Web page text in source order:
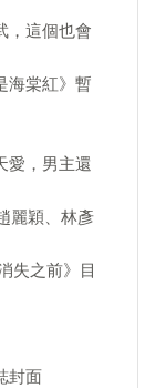
，這個也會
海棠紅》暫
愛，男主還
麗穎、林彥
失之前》目
封面